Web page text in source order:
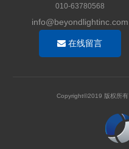
010-63780568
info@beyondlightinc.com
在线留言
Copyright©2019 版权所有